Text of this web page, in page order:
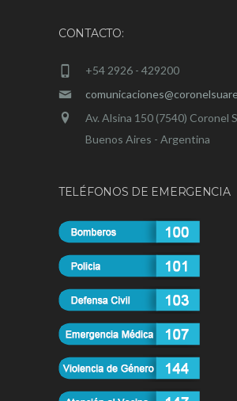
CONTACTO:
+54 2926 - 429200
Av. Alsina 150 (7540) Coronel
Buenos Aires - Argentina
TELÉFONOS DE EMERGENCIA